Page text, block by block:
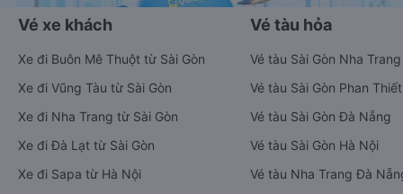
Vé xe khách
Xe đi Buôn Mê Thuột từ Sài Gòn
Xe đi Vũng Tàu từ Sài Gòn
Xe đi Nha Trang từ Sài Gòn
Xe đi Đà Lạt từ Sài Gòn
Xe đi Sapa từ Hà Nội
Vé tàu hỏa
Vé tàu Sài Gòn Nha Trang
Vé tàu Sài Gòn Phan Thiết
Vé tàu Sài Gòn Đà Nẵng
Vé tàu Sài Gòn Hà Nội
Vé tàu Nha Trang Đà